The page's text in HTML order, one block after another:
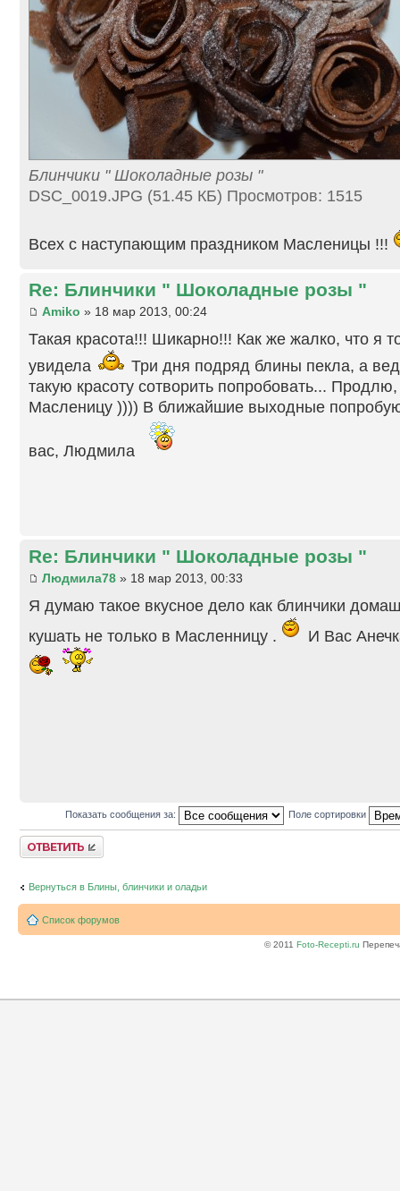
Блинчики " Шоколадные розы "
DSC_0019.JPG (51.45 КБ) Просмотров: 1515
Всех с наступающим праздником Масленицы !!!
Re: Блинчики " Шоколадные розы "
Amiko » 18 мар 2013, 00:24
Такая красота!!! Шикарно!!! Как же жалко, что я
увидела
Три дня подряд блины пекла, а
такую красоту сотворить попробовать...
Масленицу )))) В ближайшие выходные
вас, Людмила
Re: Блинчики " Шоколадные розы "
Людмила78 » 18 мар 2013, 00:33
Я думаю такое вкусное дело как блинчики
кушать не только в Масленницу .
И Вас
Показать сообщения за: Поле сортировки
Ответить
Вернуться в Блины, блинчики и оладьи
Список форумов
© 2011 Foto-Recepti.ru